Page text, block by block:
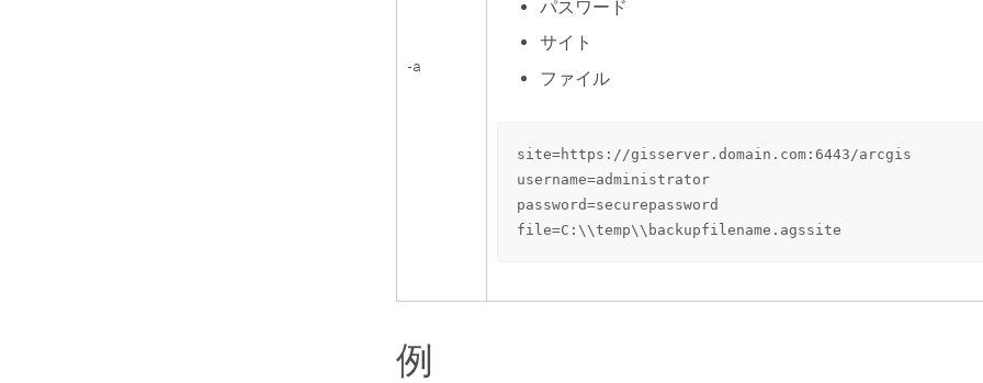
-a
パスワード
サイト
ファイル
site=https://gisserver.domain.com:6443/arcgis
username=administrator
password=securepassword
file=C:\\temp\\backupfilename.agssite
例